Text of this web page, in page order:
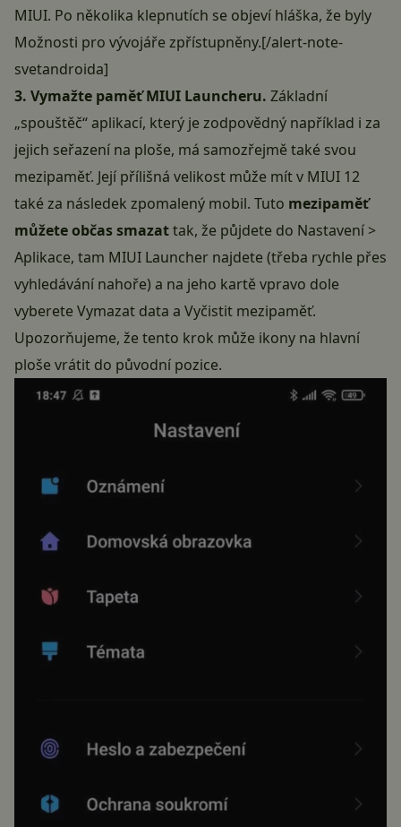
MIUI. Po několika klepnutích se objeví hláška, že byly
Možnosti pro vývojáře zpřístupněny.[/alert-note-
svetandroida]
3. Vymažte paměť MIUI Launcheru. Základní
„spouštěč“ aplikací, který je zodpovědný například i za
jejich seřazení na ploše, má samozřejmě také svou
mezipaměť. Její přílišná velikost může mít v MIUI 12
také za následek zpomalený mobil. Tuto mezipaměť
můžete občas smazattak, že půjdete do Nastavení >
Aplikace, tam MIUI Launcher najdete (třeba rychle přes
vyhledávání nahoře) a na jeho kartě vpravo dole
vyberete Vymazat data a Vyčistit mezipaměť.
Upozorňujeme, že tento krok může ikony na hlavní
ploše vrátit do původní pozice.